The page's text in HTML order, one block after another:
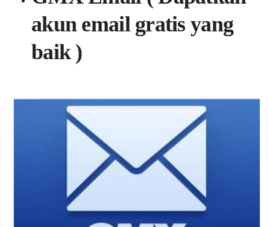
akun email gratis yang
baik )